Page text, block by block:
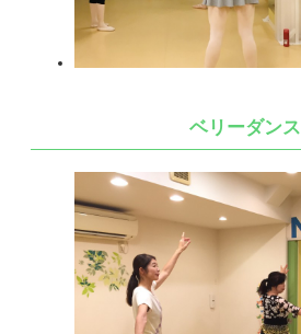
ベリーダンス